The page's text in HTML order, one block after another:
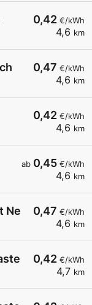
0,42 €/kWh
4,6 km
0,47 €/kWh
4,6 km
0,42 €/kWh
4,6 km
ab 0,45 €/kWh
4,6 km
0,47 €/kWh
4,6 km
Neulengbach
0,42 €/kWh
4,7 km
LP2